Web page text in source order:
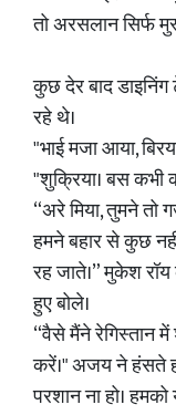
तो अरसलान सिर्फ
कुछ देर बाद
रहे थे।
"भाई मजा आया,
"शुक्रिया। बस कभी
“अरे मिया, तुमने तो
हमने बहार से कुछ
रह जाते।” मुकेश रॉय
हुए बोले।
“वैसे मैंने रेगिस्तान में
करें।" अजय ने हंसते
परशान ना हो।